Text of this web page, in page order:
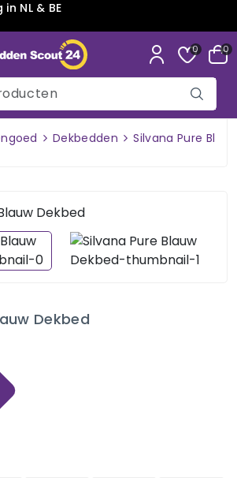
NL & BE
0 0
Dekbedden Silvana Pure
Dekbed